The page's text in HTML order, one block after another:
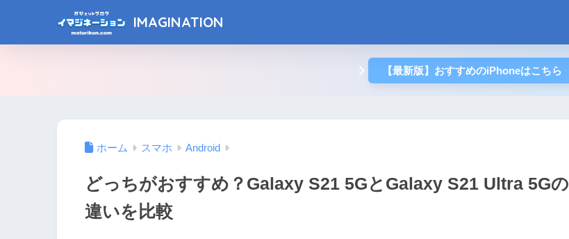
IMAGINATION
【最新版】おすすめのiPhoneはこちら
ホーム スマホ Android
どっちがおすすめ？Galaxy S21 5GとGalaxy S21 Ultra 5Gの
違いを比較